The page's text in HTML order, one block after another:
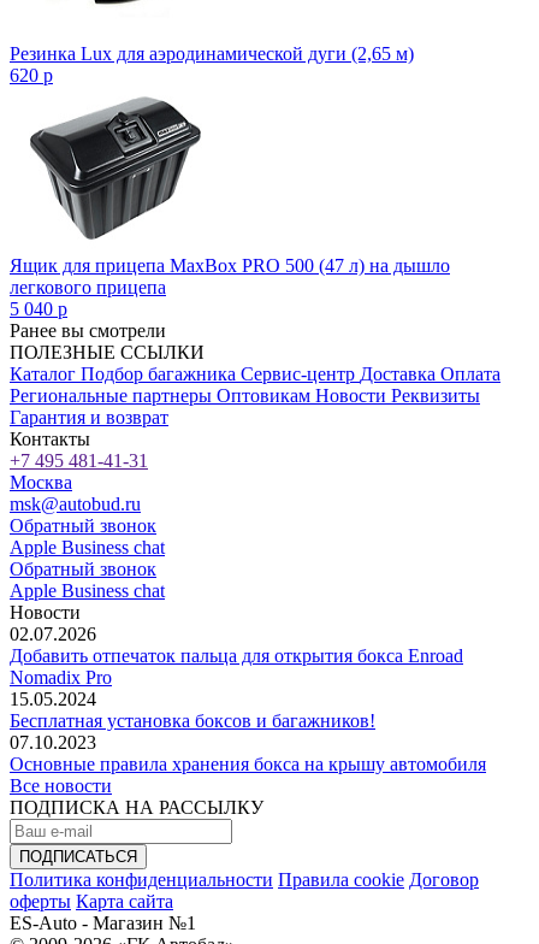
Резинка Lux для аэродинамической дуги (2,65 м)
620 p
Ящик для прицепа MaxBox PRO 500 (47 л) на дышло
легкового прицепа
5 040 p
Ранее вы смотрели
ПОЛЕЗНЫЕ ССЫЛКИ
Каталог Подбор багажника Сервис-центр Доставка Оплата
Региональные партнеры Оптовикам Новости Реквизиты
Гарантия и возврат
Контакты
+7 495 481-41-31
Москва
msk@autobud.ru
Обратный звонок
Apple Business chat
Обратный звонок
Apple Business chat
Новости
02.07.2026
Добавить отпечаток пальца для открытия бокса Enroad
Nomadix Pro
15.05.2024
Бесплатная установка боксов и багажников!
07.10.2023
Основные правила хранения бокса на крышу автомобиля
Все новости
ПОДПИСКА НА РАССЫЛКУ
Политика конфиденциальности Правила cookie Договор
оферты Карта сайта
ES-Auto - Магазин №1